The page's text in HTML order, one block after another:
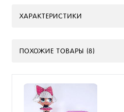
ХАРАКТЕРИСТИКИ
ПОХОЖИЕ ТОВАРЫ (8)